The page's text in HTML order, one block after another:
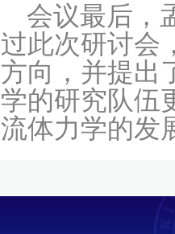
会议最后，
过此次研讨会
方向，并提出
学的研究队伍
流体力学的发